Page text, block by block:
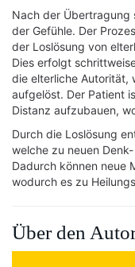
Nach der Übertragung
der Gefühle. Der
der Loslösung von
Dies erfolgt
die elterliche Autorität,
aufgelöst. Der Patient
Distanz aufzubauen,
Durch die Loslösung
welche zu neuen
Dadurch können neue
wodurch es zu
Über den